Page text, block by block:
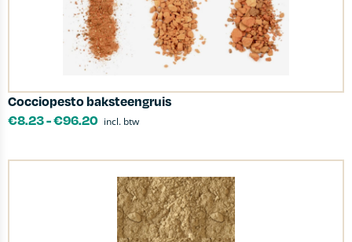
Cocciopesto baksteengruis
€8.23-€96.20 incl. btw